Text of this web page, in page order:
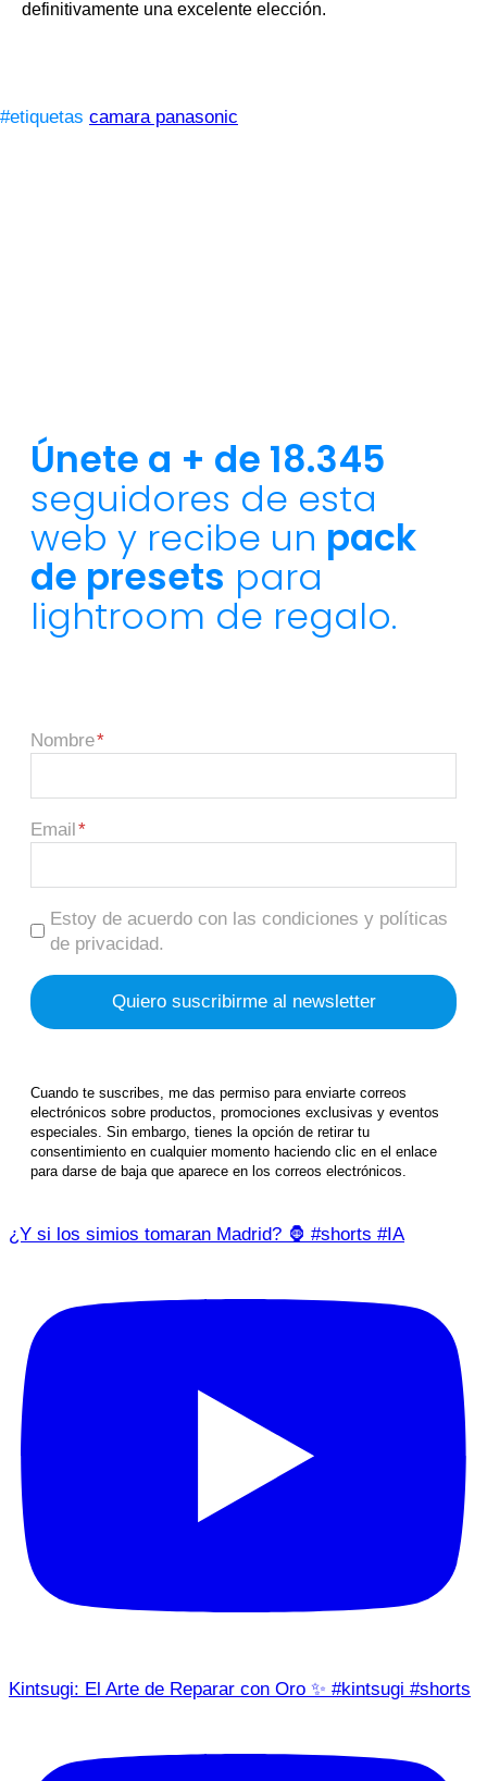
definitivamente una excelente elección.
#etiquetas camara panasonic
Únete a + de 18.345
seguidores de esta
web y recibe un pack
de presets para
lightroom de regalo.
Nombre
Email
Estoy de acuerdo con las condiciones y políticas
de privacidad.
Cuando te suscribes, me das permiso para enviarte correos
electrónicos sobre productos, promociones exclusivas y eventos
especiales. Sin embargo, tienes la opción de retirar tu
consentimiento en cualquier momento haciendo clic en el enlace
para darse de baja que aparece en los correos electrónicos.
¿Y si los simios tomaran Madrid? 🦍 #shorts #IA
Kintsugi: El Arte de Reparar con Oro ✨ #kintsugi #shorts